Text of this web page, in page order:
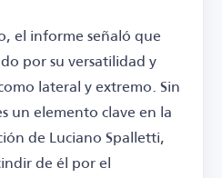
el informe señaló que
por su versatilidad y
lateral y extremo. Sin
un elemento clave en la
de Luciano Spalletti,
de él por el